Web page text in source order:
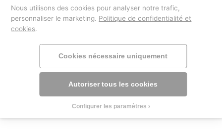
Contactez-nous
boutique mentions légales
Nous utilisons des cookies pour analyser notre trafic,
personnaliser le marketing. Politique de confidentialité et
cookies.
Cookies nécessaire uniquement
Autoriser tous les cookies
Configurer les paramètres